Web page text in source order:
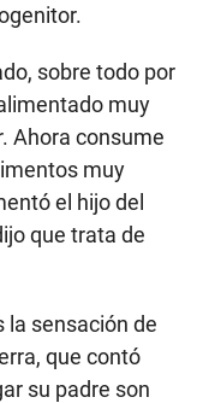
sobre todo por
muy
Ahora consume
muy
el hijo del
que trata de
la sensación de
que contó
su padre son